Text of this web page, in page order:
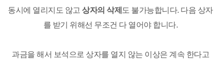
동시에 열리지도 않고상자의 삭제 도 불가능합니다. 다음 상자
를 받기 위해선 무조건 다 열어야 합니다.
과금을 해서 보석으로 상자를 열지 않는 이상은 계속 한다고